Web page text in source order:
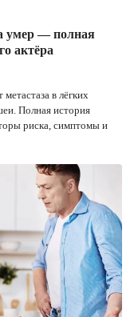
умер — полная
актёра
в лёгких
Полная история
риска, симптомы и